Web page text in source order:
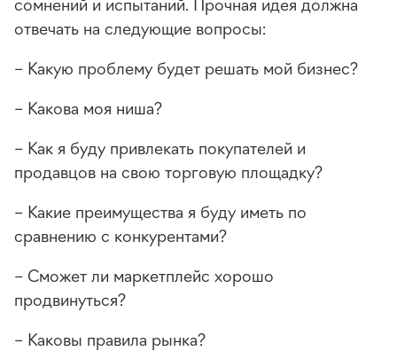
отвечать на следующие вопросы:
– Какую проблему будет решать мой бизнес?
– Какова моя ниша?
– Как я буду привлекать покупателей и
продавцов на свою торговую площадку?
– Какие преимущества я буду иметь по
сравнению с конкурентами?
– Сможет ли маркетплейс хорошо
продвинуться?
– Каковы правила рынка?